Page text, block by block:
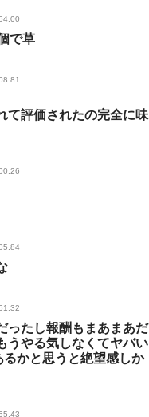
で草
て評価されたの完全に味
ったし報酬もまあまあだ
うやる気しなくてヤバい
かと思うと絶望感しか